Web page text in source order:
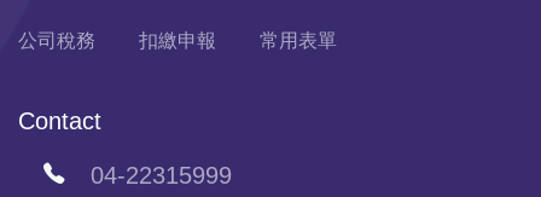
公司稅務 扣繳申報 常用表單
Contact
04-22315999